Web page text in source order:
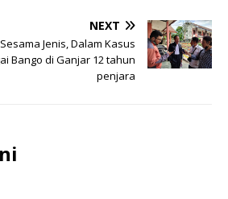
NEXT
Jenis, Dalam Kasus
Bango di Ganjar 12 tahun
penjara